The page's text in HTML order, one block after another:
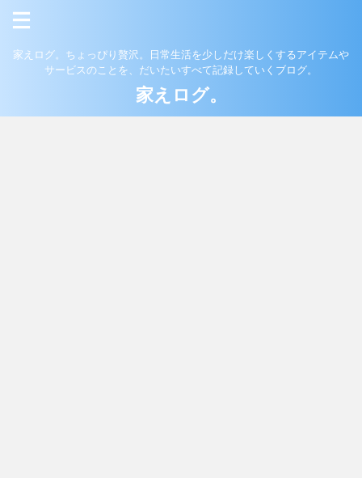
家えログ。ちょっぴり贅沢。日常生活を少しだけ楽しくするアイテムや
サービスのことを、だいたいすべて記録していくブログ。
家えログ。